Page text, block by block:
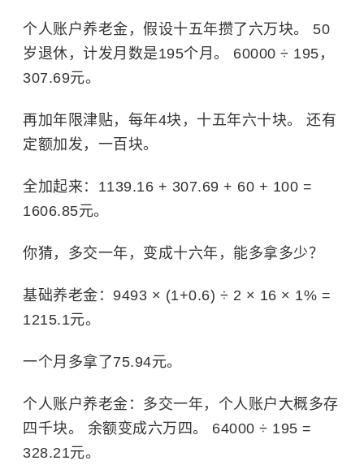
个人账户养老金，假设十五年攒了六万块。 50
岁退休，计发月数是195个月。 60000 ÷ 195，
307.69元。
再加年限津贴，每年4块，十五年六十块。 还有
定额加发，一百块。
全加起来：1139.16 + 307.69 + 60 + 100 =
1606.85元。
你猜，多交一年，变成十六年，能多拿多少？
基础养老金：9493 × (1+0.6) ÷ 2 × 16 × 1% =
1215.1元。
一个月多拿了75.94元。
个人账户养老金：多交一年，个人账户大概多存
四千块。 余额变成六万四。 64000 ÷ 195 =
328.21元。